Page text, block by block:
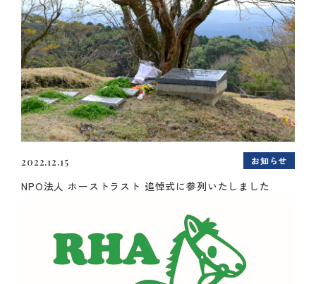
2022.12.15 お知らせ
NPO法人 ホーストラスト 追悼式に参列いたしました